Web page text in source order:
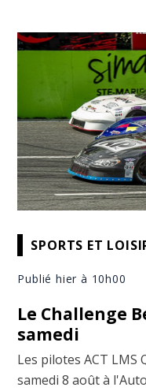
SPORTS ET
Publié hier à 10h00
Le Challenge
samedi
Les pilotes ACT LMS
samedi 8 août à